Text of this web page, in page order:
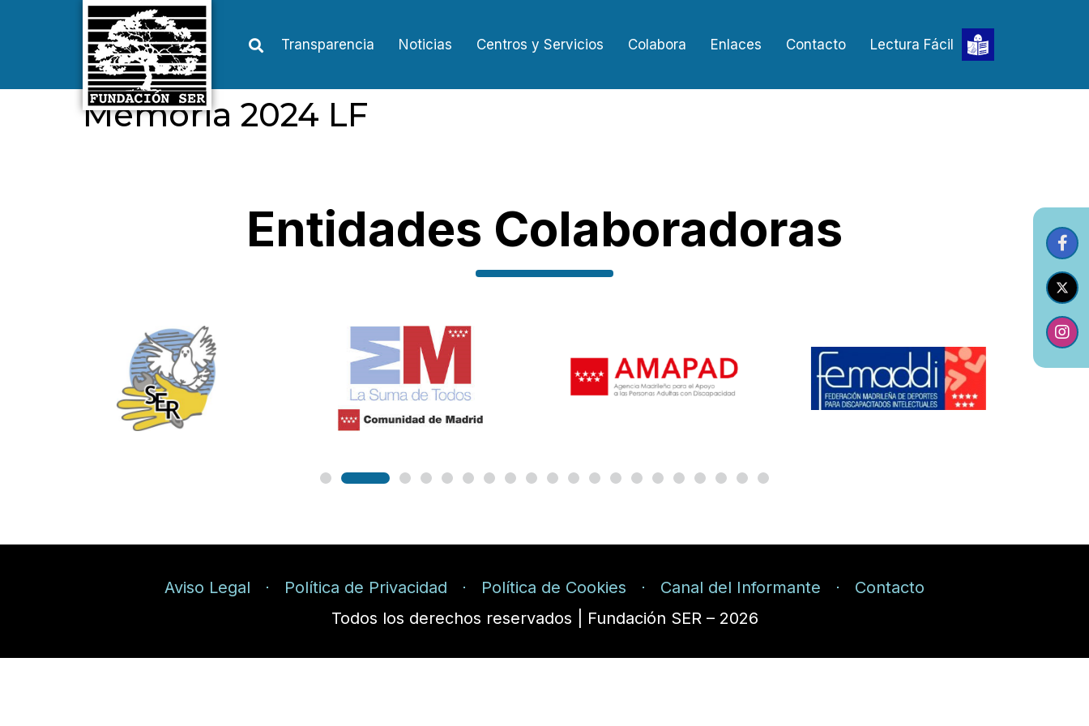
Transparencia Noticias Centros y Servicios Colabora Enlaces Contacto Lectura Fácil
Memoria 2024 LF
Entidades Colaboradoras
Aviso Legal Política de Privacidad Política de Cookies Canal del Informante
Contacto
Todos los derechos reservados | Fundación SER – 2026